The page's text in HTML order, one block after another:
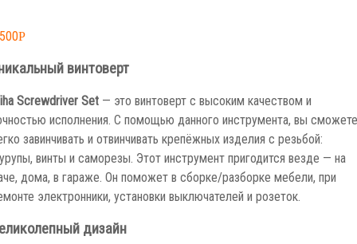
Р
винтоверт
Screwdriver Set — это винтоверт с высоким качеством и
исполнения. С помощью данного инструмента, вы сможете
завинчивать и отвинчивать крепёжных изделия с резьбой:
винты и саморезы. Этот инструмент пригодится везде — на
дома, в гараже. Он поможет в сборке/разборке мебели, при
электронники, установки выключателей и розеток.
дизайн